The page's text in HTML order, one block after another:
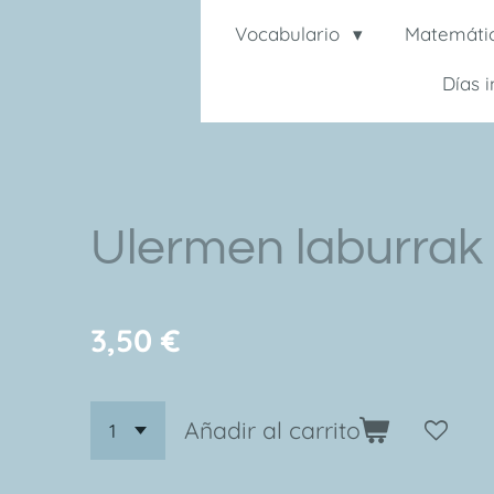
Vocabulario
Días
Ulermen laburrak
3,50 €
Añadir al carrito